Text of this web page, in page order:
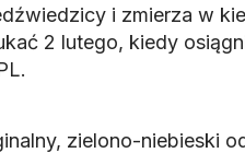
i zmierza w
2 lutego, kiedy
zielono-niebieski